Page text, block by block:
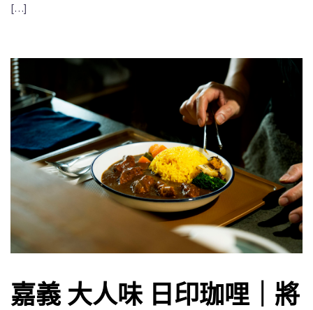
[…]
嘉義 大人味 日印珈哩｜將